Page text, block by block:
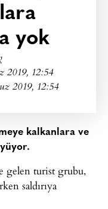
yok
2019, 12:54
2019, 12:54
kalkanlara ve
gelen turist grubu,
saldırıya